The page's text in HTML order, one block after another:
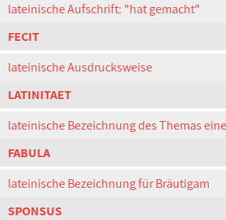
lateinische Aufschrift: "hat gemacht"
FECIT
lateinische Ausdrucksweise
LATINITAET
lateinische Bezeichnung des Themas
FABULA
lateinische Bezeichnung für Bräutigam
SPONSUS